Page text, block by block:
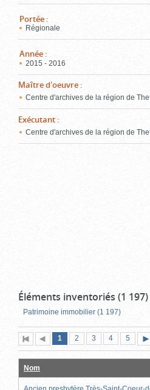
Portée :
Régionale
Année :
2015 - 2016
Maître d'oeuvre :
Centre d'archives de la région de
Exécutant :
Centre d'archives de la région de
Éléments inventoriés (1 197)
Patrimoine immobilier (1 197)
Première
page
Page
précédente
Page
1 (page
actuelle)
Page
2 Page
3 Page
4 Page
5
Nom